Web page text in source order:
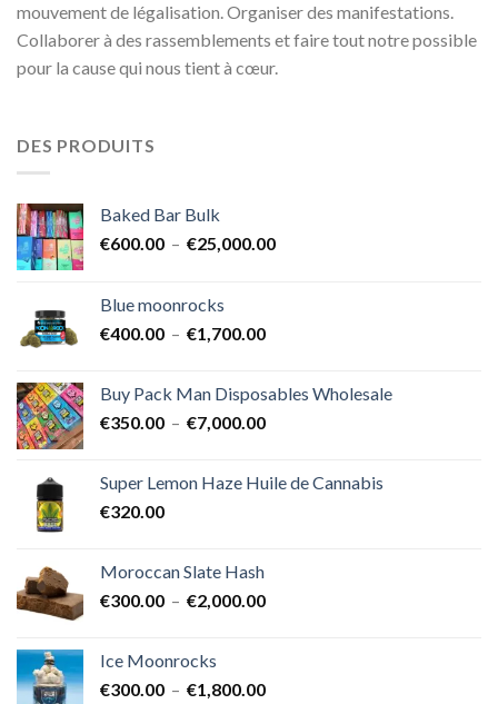
mouvement de légalisation. Organiser des manifestations.
Collaborer à des rassemblements et faire tout notre possible
pour la cause qui nous tient à cœur.
DES PRODUITS
Baked Bar Bulk
€600.00 – €25,000.00Plage
Blue moonrocks
€400.00 – €1,700.00Plage
€400.00
à
Buy Pack Man Disposables Wholesale
€350.00 – €7,000.00Plage
€350.00
Super Lemon Haze Huile de Cannabis
€320.00
Moroccan Slate Hash
€300.00 – €2,000.00Plage
à
Ice Moonrocks
€300.00 – €1,800.00Plage